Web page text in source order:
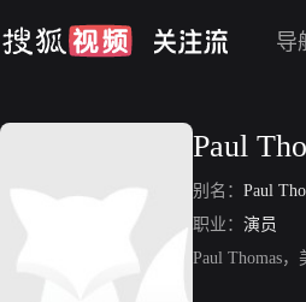
导
Paul
别名： Paul
职业： 演员
Paul Thomas